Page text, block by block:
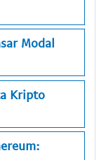
Modal
Kripto